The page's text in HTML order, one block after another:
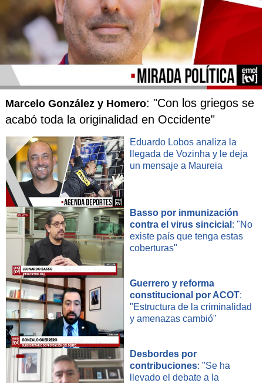
Marcelo González y Homero: "Con los griegos se
acabó toda la originalidad en Occidente"
Eduardo Lobos analiza la
llegada de Vozinha y le deja
un mensaje a Maureia
Basso por inmunización
contra el virus sincicial : "No
existe país que tenga estas
coberturas"
Guerrero y reforma
constitucional por ACOT:
"Estructura de la criminalidad
y amenazas cambió"
Desbordes por
contribuciones: "Se ha
llevado el debate a la